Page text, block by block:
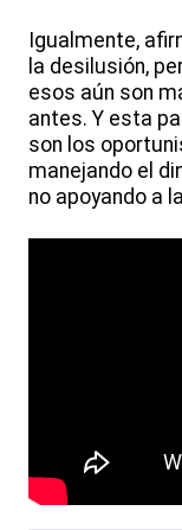
Igualmente,
la desilusión,
esos aún son
antes. Y esta
son los
manejando el
no apoyando a